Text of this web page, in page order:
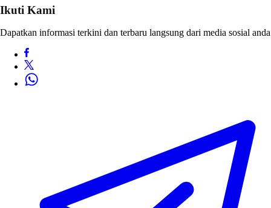
Ikuti Kami
Dapatkan informasi terkini dan terbaru langsung dari media sosial anda